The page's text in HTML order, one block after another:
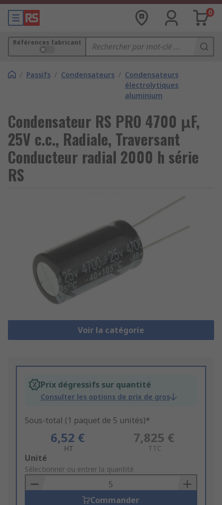
0
Références fabricant
/ Passifs / Condensateurs / Condensateurs
électrolytiques
aluminium
Condensateur RS PRO 4700 μF,
25V c.c., Radiale, Traversant
Conducteur radial 2000 h série
RS
Voir la catégorie
Prix dégressifs sur quantité
Consulter les options de prix de gros
Sous-total (1 paquet de 5 unités)*
6,52 €
HT
7,825 €
TTC
Add
to
Basket
Unité
Sélectionner ou entrer la quantité
Commander